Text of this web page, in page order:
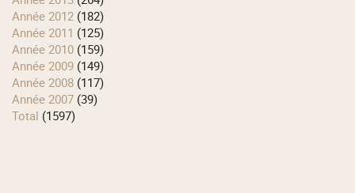
année 2012 (182)
année 2011 (125)
année 2010 (159)
année 2009 (149)
année 2008 (117)
année 2007 (39)
total (1597)